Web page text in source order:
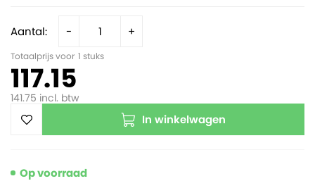
Aantal: - +
Totaalprijs voor 1 stuks
117.15
141.75 incl. btw
In winkelwagen
Op voorraad